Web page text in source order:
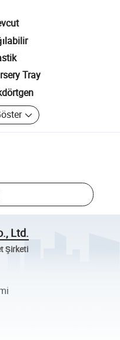
Tray
Ltd.
Şirketi